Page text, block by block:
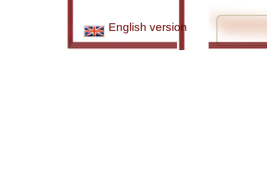
English version